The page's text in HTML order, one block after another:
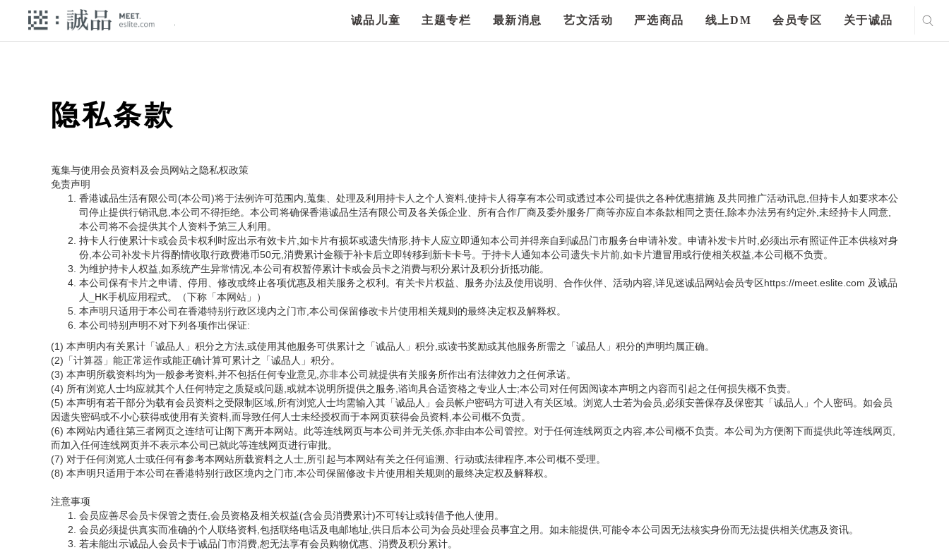
诚品儿童 主题专栏 最新消息 艺文活动 严选商品 线上DM 会员专区 关于诚品
隐私条款
蒐集与使用会员资料及会员网站之隐私权政策
免责声明
香港诚品生活有限公司(本公司)将于法例许可范围内,蒐集、处理及利用持卡人之个人资料,使持卡人得享有本公司或透过本公司提供之各种优惠措施 及共同推广活动讯息,但持卡人如要求本公
司停止提供行销讯息,本公司不得拒绝。本公司将确保香港诚品生活有限公司及各关係企业、所有合作厂商及委外服务厂商等亦应自本条款相同之责任,除本办法另有约定外,未经持卡人同意,
本公司将不会提供其个人资料予第三人利用。
持卡人行使累计卡或会员卡权利时应出示有效卡片,如卡片有损坏或遗失情形,持卡人应立即通知本公司并得亲自到诚品门市服务台申请补发。申请补发卡片时,必须出示有照证件正本供核对身
份,本公司补发卡片得酌情收取行政费港币50元,消费累计金额于补卡后立即转移到新卡卡号。于持卡人通知本公司遗失卡片前,如卡片遭冒用或行使相关权益,本公司概不负责。
为维护持卡人权益,如系统产生异常情况,本公司有权暂停累计卡或会员卡之消费与积分累计及积分折抵功能。
本公司保有卡片之申请、停用、修改或终止各项优惠及相关服务之权利。有关卡片权益、服务办法及使用说明、合作伙伴、活动内容,详见迷诚品网站会员专区https://meet.eslite.com 及诚品
人_HK手机应用程式。（下称「本网站」）
本声明只适用于本公司在香港特别行政区境内之门市,本公司保留修改卡片使用相关规则的最终决定权及解释权。
本公司特别声明不对下列各项作出保证:
(1) 本声明内有关累计「诚品人」积分之方法,或使用其他服务可供累计之「诚品人」积分,或读书奖励或其他服务所需之「诚品人」积分的声明均属正确。
(2)「计算器」能正常运作或能正确计算可累计之「诚品人」积分。
(3) 本声明所载资料均为一般参考资料,并不包括任何专业意见,亦非本公司就提供有关服务所作出有法律效力之任何承诺。
(4) 所有浏览人士均应就其个人任何特定之质疑或问题,或就本说明所提供之服务,谘询具合适资格之专业人士;本公司对任何因阅读本声明之内容而引起之任何损失概不负责。
(5) 本声明有若干部分为载有会员资料之受限制区域,所有浏览人士均需输入其「诚品人」会员帐户密码方可进入有关区域。浏览人士若为会员,必须安善保存及保密其「诚品人」个人密码。如会员
因遗失密码或不小心获得或使用有关资料,而导致任何人士未经授权而于本网页获得会员资料,本公司概不负责。
(6) 本网站内通往第三者网页之连结可让阁下离开本网站。此等连线网页与本公司并无关係,亦非由本公司管控。对于任何连线网页之内容,本公司概不负责。本公司为方便阁下而提供此等连线网页,
而加入任何连线网页并不表示本公司已就此等连线网页进行审批。
(7) 对于任何浏览人士或任何有参考本网站所载资料之人士,所引起与本网站有关之任何追溯、行动或法律程序,本公司概不受理。
(8) 本声明只适用于本公司在香港特别行政区境内之门市,本公司保留修改卡片使用相关规则的最终决定权及解释权。
注意事项
会员应善尽会员卡保管之责任,会员资格及相关权益(含会员消费累计)不可转让或转借予他人使用。
会员必须提供真实而准确的个人联络资料,包括联络电话及电邮地址,供日后本公司为会员处理会员事宜之用。如未能提供,可能令本公司因无法核实身份而无法提供相关优惠及资讯。
若未能出示诚品人会员卡于诚品门市消费,恕无法享有会员购物优惠、消费及积分累计。